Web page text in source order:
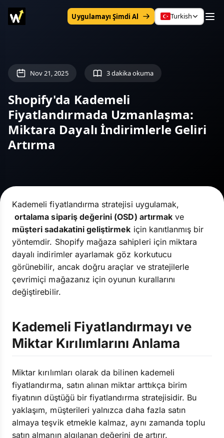
Uygulamayı Şimdi Al Turkish
Nov 21, 2025 3 dakika okuma
Shopify'da Kademeli
Fiyatlandırmada Uzmanlaşma:
Miktara Dayalı İndirimlerle Geliri
Artırma
Kademeli fiyatlandırma stratejisi uygulamak,
ortalama sipariş değerini (OSD) artırmakve
müşteri sadakatini geliştirmek için kanıtlanmış bir
yöntemdir. Shopify mağaza sahipleri için miktara
dayalı indirimler ayarlamak göz korkutucu
görünebilir, ancak doğru araçlar ve stratejilerle
çevrimiçi mağazanız için oyunun kurallarını
değiştirebilir.
Kademeli Fiyatlandırmayı ve
Miktar Kırılımlarını Anlama
Miktar kırılımları olarak da bilinen kademeli
fiyatlandırma, satın alınan miktar arttıkça birim
fiyatının düştüğü bir fiyatlandırma stratejisidir. Bu
yaklaşım, müşterileri yalnızca daha fazla satın
almaya teşvik etmekle kalmaz, aynı zamanda toplu
satın almanın algılanan değerini de artırır.